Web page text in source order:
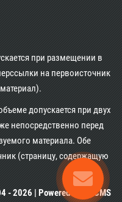
при размещении в
на первоисточник
допускается при двух
непосредственно перед
материала. Обе
(страницу, содержащую
- 2026 | Powered by XII CMS